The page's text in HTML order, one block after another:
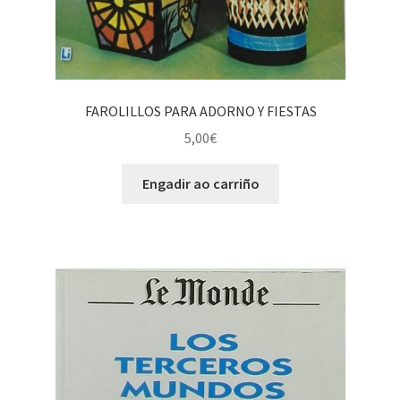
FAROLILLOS PARA ADORNO Y FIESTAS
5,00€
Engadir ao carriño